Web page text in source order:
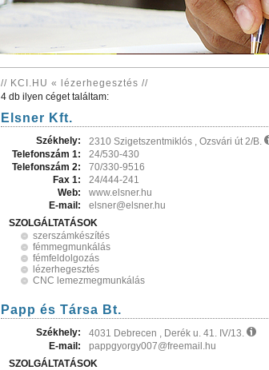
// KCI.HU « lézerhegesztés //
4 db ilyen céget találtam:
Elsner Kft.
Székhely:
2310 Szigetszentmiklós , Ozsvári út 2/B.
Telefonszám 1:
24/530-430
Telefonszám 2:
70/330-9516
Fax 1:
24/444-241
Web:
www.elsner.hu
E-mail:
elsner@elsner.hu
SZOLGÁLTATÁSOK
szerszámkészítés
fémmegmunkálás
fémfeldolgozás
lézerhegesztés
CNC lemezmegmunkálás
Papp és Társa Bt.
Székhely:
4031 Debrecen , Derék u. 41. IV/13.
E-mail:
pappgyorgy007@freemail.hu
SZOLGÁLTATÁSOK